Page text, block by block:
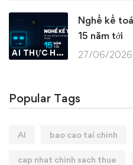
AI THỰC HÀNH
Nghề kế
15 năm tới
27/06/2026
Popular Tags
AI bao cao tai chinh
cap nhat chinh sach thue